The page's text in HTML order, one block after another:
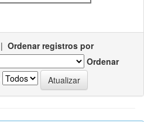
| Ordenar registros por
Ordenar